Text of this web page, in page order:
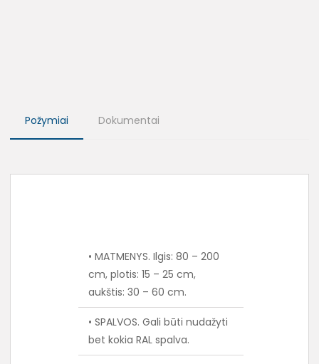
Požymiai Dokumentai
• MATMENYS. Ilgis: 80 – 200
cm, plotis: 15 – 25 cm,
aukštis: 30 – 60 cm.
• SPALVOS. Gali būti nudažyti
bet kokia RAL spalva.